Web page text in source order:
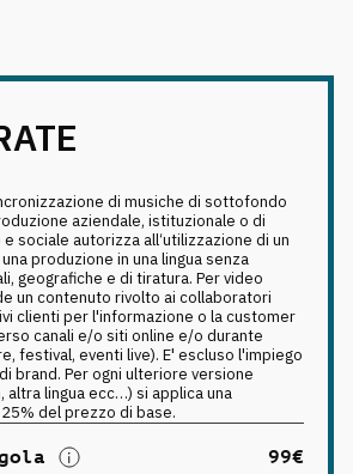
di musiche di sottofondo
aziendale, istituzionale o di
sociale autorizza all‘utilizzazione di un
produzione in una lingua senza
geografiche e di tiratura. Per video
un contenuto rivolto ai collaboratori
clienti per l'informazione o la customer
canali e/o siti online e/o durante
festival, eventi live). E' escluso l'impiego
brand. Per ogni ulteriore versione
altra lingua ecc…) si applica una
del prezzo di base.
99€